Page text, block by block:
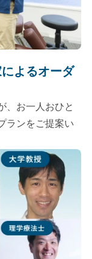
よるオーダ
、お一人おひと
ランをご提案い